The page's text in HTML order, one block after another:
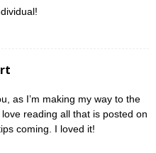
as I’m making my way to the
reading all that is posted on
coming. I loved it!